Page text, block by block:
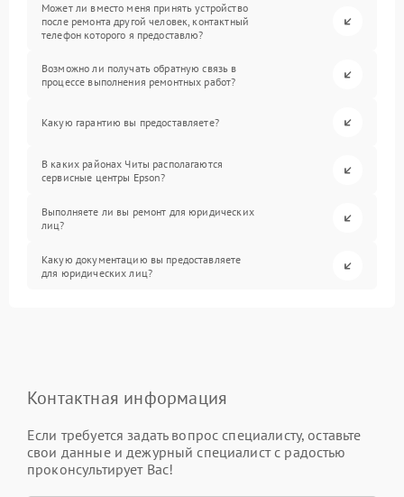
Может ли вместо меня принять устройство
после ремонта другой человек, контактный
телефон которого я предоставлю?
Возможно ли получать обратную связь в
процессе выполнения ремонтных работ?
Какую гарантию вы предоставляете?
В каких районах Читы располагаются
сервисные центры Epson?
Выполняете ли вы ремонт для юридических
лиц?
Какую документацию вы предоставляете
для юридических лиц?
Контактная информация
Если требуется задать вопрос специалисту, оставьте
свои данные и дежурный специалист с радостью
проконсультирует Вас!